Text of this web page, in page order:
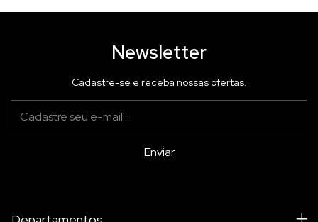
Newsletter
Cadastre-se e receba nossas ofertas.